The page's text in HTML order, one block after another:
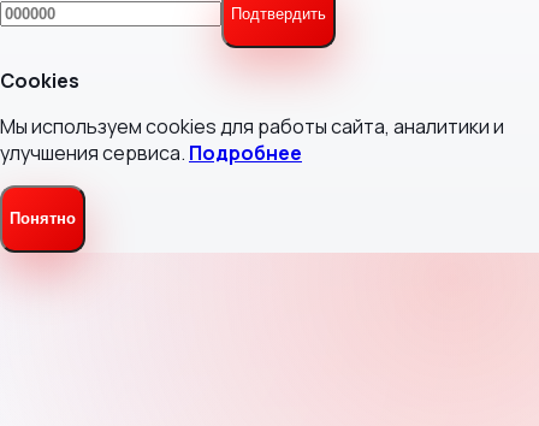
Подтвердить
Cookies
Мы используем cookies для работы сайта, аналитики и
улучшения сервиса. Подробнее
Понятно